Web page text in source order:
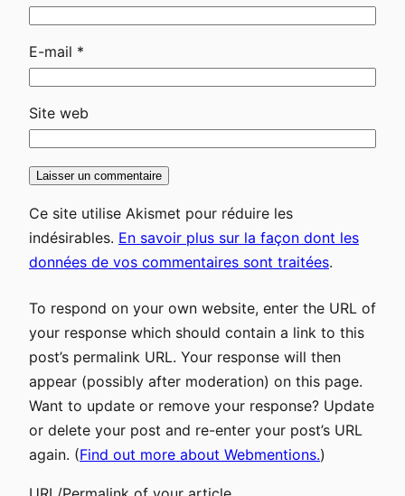
E-mail *
Site web
Ce site utilise Akismet pour réduire les
indésirables. En savoir plus sur la façon dont les
données de vos commentaires sont traitées.
To respond on your own website, enter the URL of
your response which should contain a link to this
post’s permalink URL. Your response will then
appear (possibly after moderation) on this page.
Want to update or remove your response? Update
or delete your post and re-enter your post’s URL
again. (Find out more about Webmentions.)